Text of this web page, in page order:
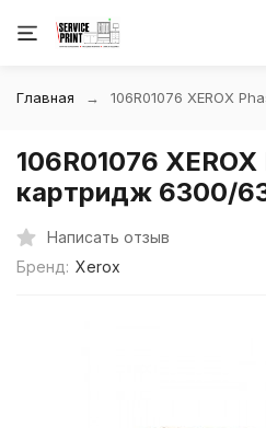
Главная 106R01076 XEROX
106R01076
картридж 6300/
Написать отзыв
Бренд: Xerox